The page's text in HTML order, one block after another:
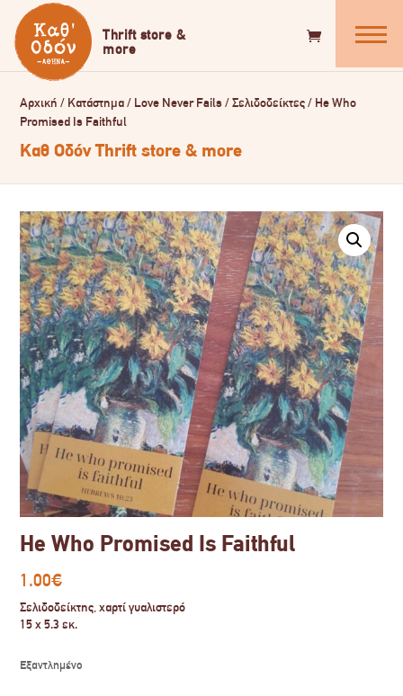
Αρχική / Κατάστημα/ Love Never Fails/Σελιδοδείκτες/ He Who
Promised Is Faithful
Καθ Οδόν Thrift store & more
He Who Promised Is Faithful
1.00€
Σελιδοδείκτης, χαρτί γυαλιστερό
15 x 5.3 εκ.
Εξαντλημένο